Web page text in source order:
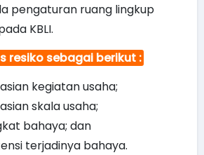
pengaturan ruang lingkup
KBLI.
resiko sebagai berikut :
kegiatan usaha;
skala usaha;
bahaya; dan
terjadinya bahaya.